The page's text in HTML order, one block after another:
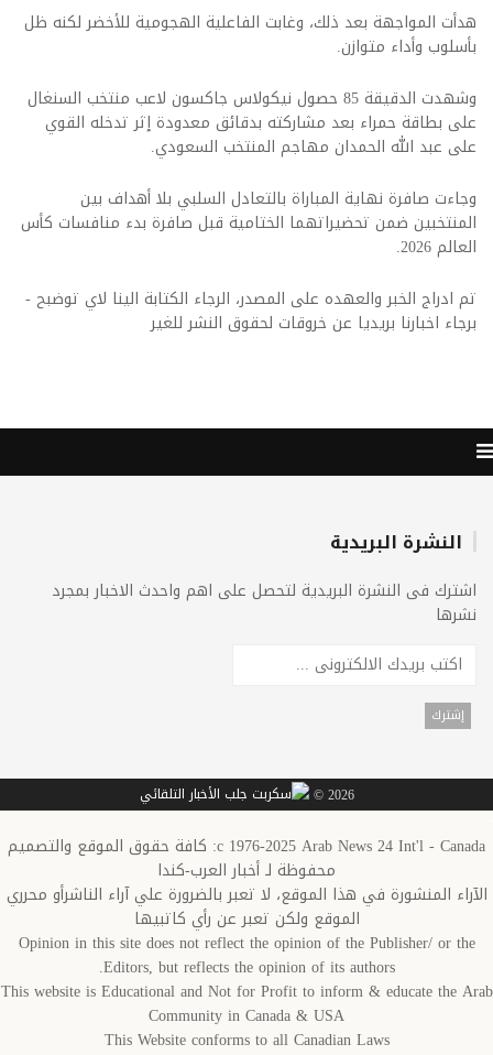
هدأت المواجهة بعد ذلك، وغابت الفاعلية الهجومية للأخضر لكنه ظل
بأسلوب وأداء متوازن.
وشهدت الدقيقة 85 حصول نيكولاس جاكسون لاعب منتخب السنغال
على بطاقة حمراء بعد مشاركته بدقائق معدودة إثر تدخله القوي
على عبد الله الحمدان مهاجم المنتخب السعودي.
وجاءت صافرة نهاية المباراة بالتعادل السلبي بلا أهداف بين
المنتخبين ضمن تحضيراتهما الختامية قبل صافرة بدء منافسات كأس
العالم 2026.
تم ادراج الخبر والعهده على المصدر، الرجاء الكتابة الينا لاي توضبح -
برجاء اخبارنا بريديا عن خروقات لحقوق النشر للغير
النشرة البريدية
اشترك فى النشرة البريدية لتحصل على اهم واحدث الاخبار بمجرد
نشرها
2026 ©
c 1976-2025 Arab News 24 Int'l - Canada: كافة حقوق الموقع والتصميم
محفوظة لـ أخبار العرب-كندا
الآراء المنشورة في هذا الموقع، لا تعبر بالضرورة علي آراء الناشرأو محرري
الموقع ولكن تعبر عن رأي كاتبيها
Opinion in this site does not reflect the opinion of the Publisher/ or the
Editors, but reflects the opinion of its authors.
This website is Educational and Not for Profit to inform & educate the Arab
Community in Canada & USA
This Website conforms to all Canadian Laws